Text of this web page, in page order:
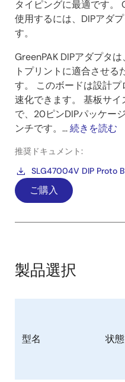
タイピングに最適です。
使用するには、DIPアダ
す。
GreenPAK DIPアダプタ
トプリントに適合させ
す。 このボードは設計
速化できます。 基板サイ
で、20ピンDIPパッケー
ンチです。...続きを読む
推奨ドキュメント:
SLG47004V DIP Proto
ご購入
製品選択
型名 状態